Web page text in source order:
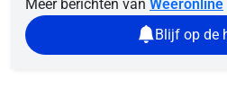
Meer berichten van Weeronline
Blijf op de